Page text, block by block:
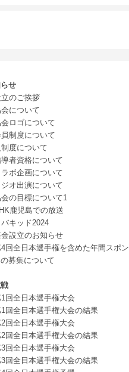
せ
立のご挨拶
について
ロゴについて
制度について
度について
者資格について
ラボ企画について
ジオ出演について
の目標について1
鹿児島での放送
バキッド2024
金設立のお知らせ
4回全日本選手権を含めた年間スポン
募集について
回全日本選手権大会
1回全日本選手権大会の結果
回全日本選手権大会
2回全日本選手権大会の結果
回全日本選手権大会
3回全日本選手権大会の結果